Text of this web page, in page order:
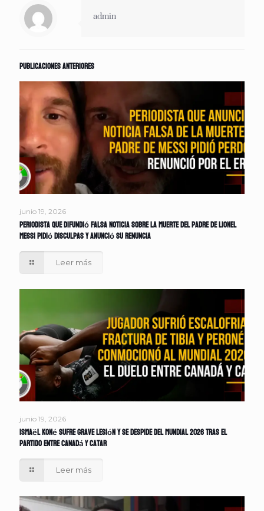
admin
Publicaciones anteriores
junio 19, 2026
Periodista que difundió falsa noticia sobre la muerte del padre de Lionel
Messi pidió disculpas y anunció su renuncia
Leer más
junio 19, 2026
Ismaël Koné sufre grave lesión y se despide del Mundial 2026 tras el
partido entre Canadá y Catar
Leer más